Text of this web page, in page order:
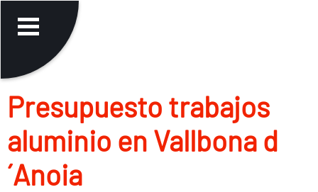
Presupuesto trabajos
aluminio en Vallbona d
´Anoia